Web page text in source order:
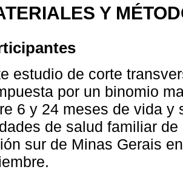
Y
estudio de corte
por un binomio
6 y 24 meses de vida y
de salud familiar
sur de Minas Gerais